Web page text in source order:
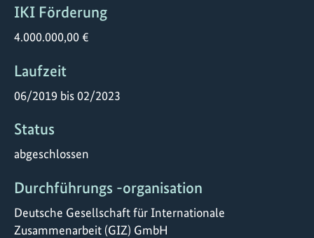
IKI Förderung
4.000.000,00 €
Laufzeit
06/2019 bis 02/2023
Status
abgeschlossen
Durchführungs -organisation
Deutsche Gesellschaft für Internationale
Zusammenarbeit (GIZ) GmbH